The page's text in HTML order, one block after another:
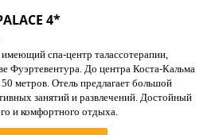
4*
спа-центр талассотерапии,
Фуэртевентура. До центра Коста-Кальма
метров. Отель предлагает большой
занятий и развлечений. Достойный
и комфортного отдыха.